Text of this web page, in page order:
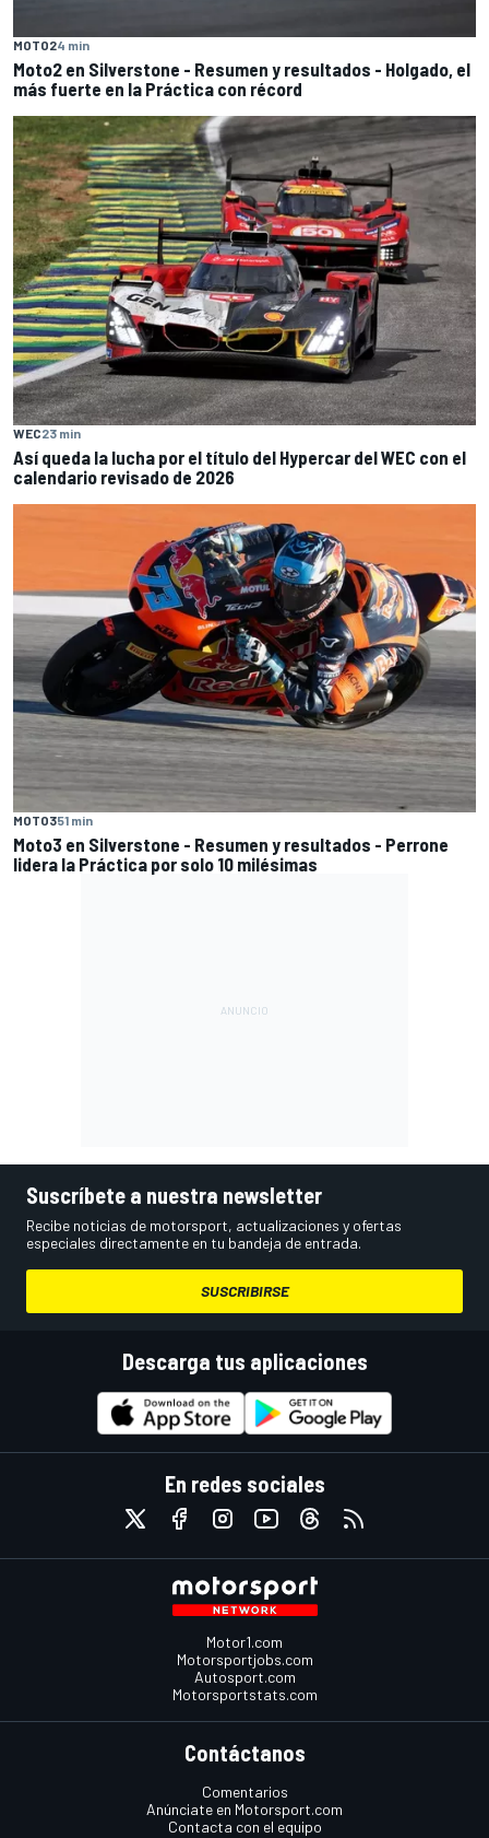
MOTO24 min
Moto2 en Silverstone - Resumen y resultados - Holgado, el
más fuerte en la Práctica con récord
WEC23 min
Así queda la lucha por el título del Hypercar del WEC con el
calendario revisado de 2026
MOTO351 min
Moto3 en Silverstone - Resumen y resultados - Perrone
lidera la Práctica por solo 10 milésimas
Suscríbete a nuestra newsletter
Recibe noticias de motorsport, actualizaciones y ofertas
especiales directamente en tu bandeja de entrada.
SUSCRIBIRSE
Descarga tus aplicaciones
En redes sociales
Motor1.com
Motorsportjobs.com
Autosport.com
Motorsportstats.com
Contáctanos
Comentarios
Anúnciate en Motorsport.com
Contacta con el equipo